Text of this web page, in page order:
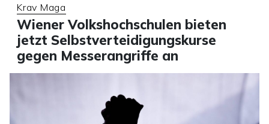
Krav Maga
Wiener Volkshochschulen bieten
jetzt Selbstverteidigungskurse
gegen Messerangriffe an